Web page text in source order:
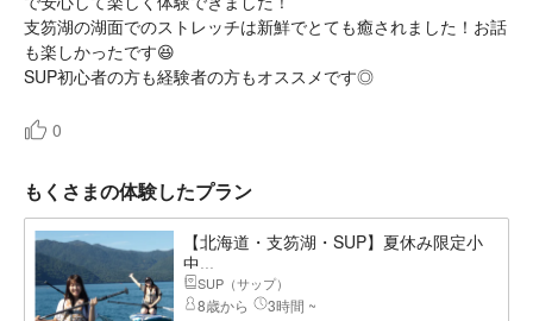
支笏湖の湖面でのストレッチは新鮮でとても癒されました！お話
も楽しかったです😆
0
もくさまの体験したプラン
【北海道・支笏湖・SUP】夏休み限定小
中...
SUP（サップ）
8歳から 3時間 ~